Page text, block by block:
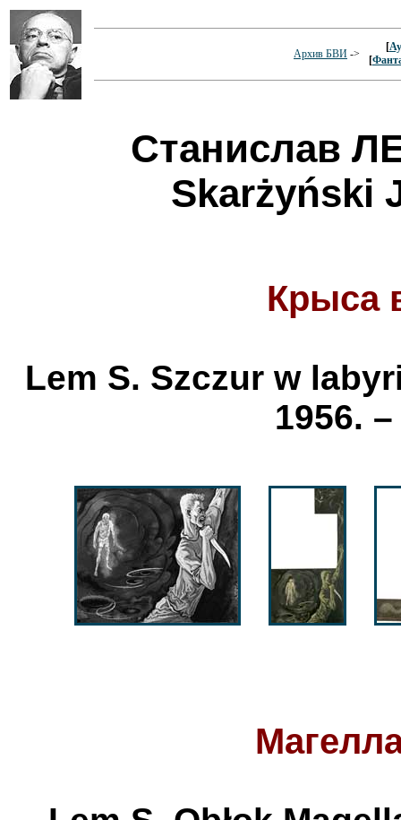
Архив БВИ ->
[
[
Станислав
Skarżyński
Крыса
Lem S. Szczur w
1956.